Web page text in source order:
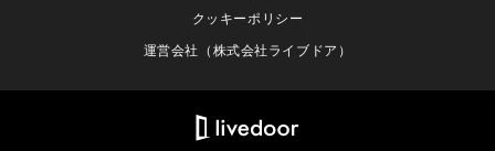
クッキーポリシー
運営会社（株式会社ライブドア）